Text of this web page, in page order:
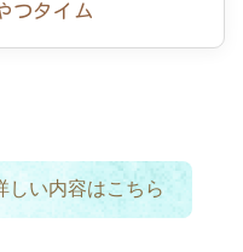
つタイム
しい内容はこちら